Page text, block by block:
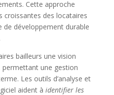
Cette approche
croissantes des locataires
développement durable
bailleurs une vision
permettant une gestion
Les outils d’analyse et
aident à identifier les